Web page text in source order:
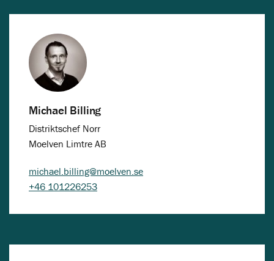
Michael Billing
Distriktschef Norr
Moelven Limtre AB
michael.billing@moelven.se
+46 101226253